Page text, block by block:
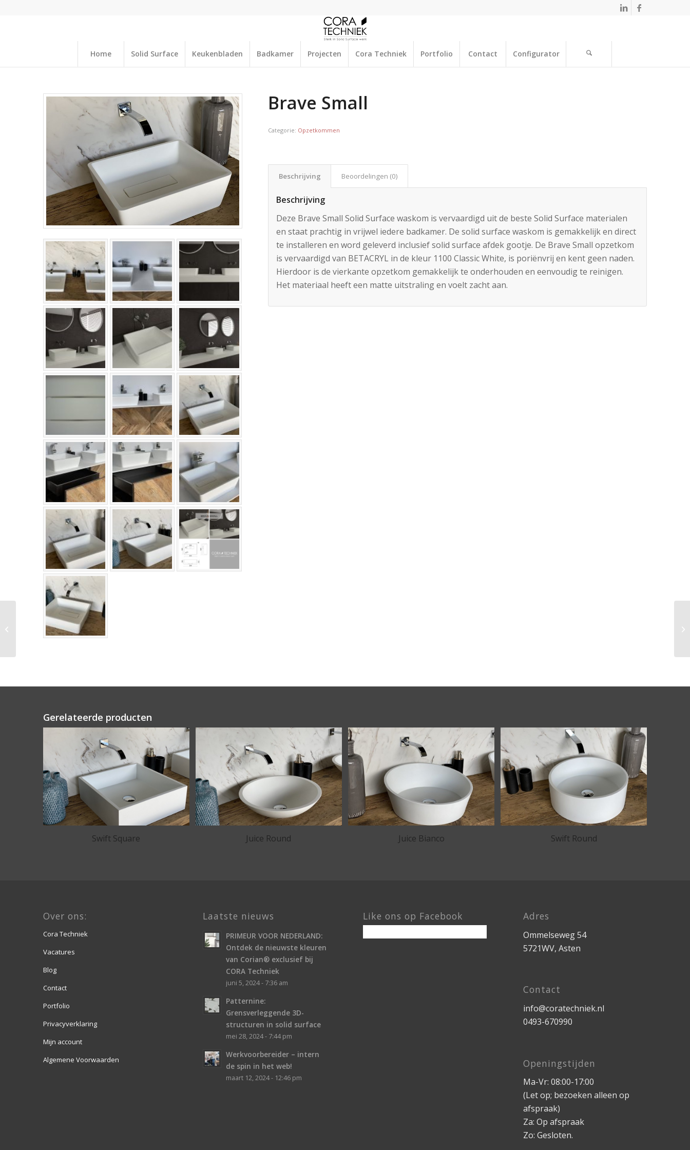
Home Solid Surface Keukenbladen Badkamer Projecten Cora Techniek Portfolio Contact Configurator
Brave Small
Categorie: Opzetkommen
Beschrijving Beoordelingen (0)
Beschrijving
Deze Brave Small Solid Surface waskom is vervaardigd uit de beste Solid Surface materialen
en staat prachtig in vrijwel iedere badkamer. De solid surface waskom is gemakkelijk en direct
te installeren en word geleverd inclusief solid surface afdek gootje. De Brave Small opzetkom
is vervaardigd van BETACRYL in de kleur 1100 Classic White, is poriënvrij en kent geen naden.
Hierdoor is de vierkante opzetkom gemakkelijk te onderhouden en eenvoudig te reinigen.
Het materiaal heeft een matte uitstraling en voelt zacht aan.
Gerelateerde producten
Swift Square Juice Round Juice Bianco Swift Round
Over ons:
Cora Techniek
Vacatures
Blog
Contact
Portfolio
Privacyverklaring
Mijn account
Algemene Voorwaarden
Laatste nieuws
PRIMEUR VOOR NEDERLAND:
Ontdek de nieuwste kleuren
van Corian® exclusief bij
CORA Techniek
juni 5, 2024 - 7:36 am
Patternine:
Grensverleggende 3D-
structuren in solid surface
mei 28, 2024 - 7:44 pm
Werkvoorbereider – intern
de spin in het web!
maart 12, 2024 - 12:46 pm
Like ons op Facebook Adres
Ommelseweg 54
5721WV, Asten
Contact
info@coratechniek.nl
0493-670990
Openingstijden
Ma-Vr: 08:00-17:00
(Let op; bezoeken alleen op
afspraak)
Za: Op afspraak
Zo: Gesloten.
Swift Rectangle